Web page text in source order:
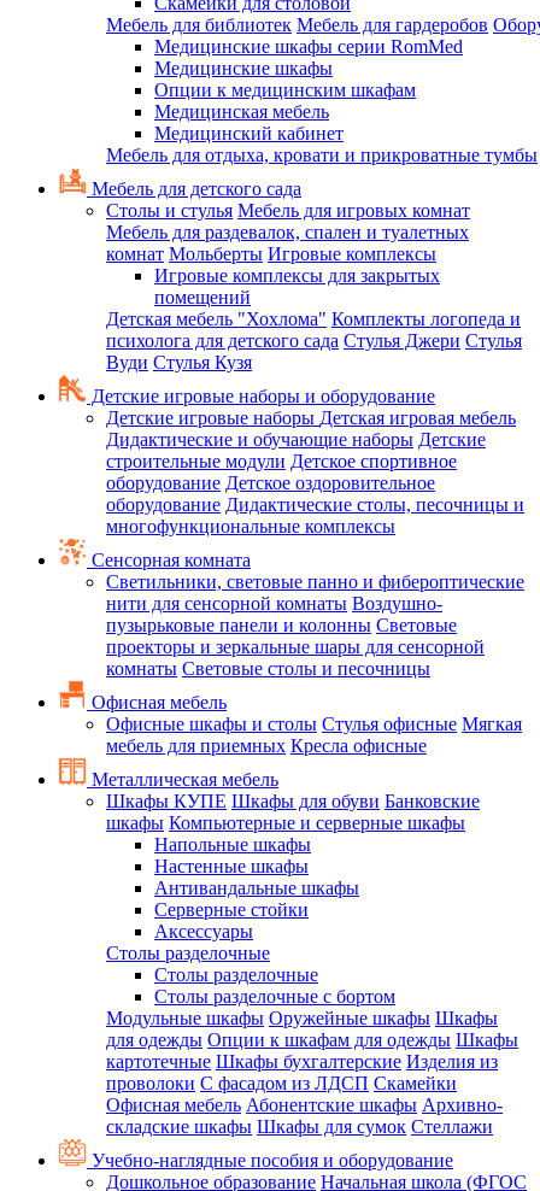
Мебель для библиотек Мебель для гардеробов
Медицинские шкафы серии RomMed
Медицинские шкафы
Опции к медицинским шкафам
Медицинская мебель
Медицинский кабинет
Мебель для отдыха, кровати и прикроватные тумбы
Мебель для детского сада
Столы и стулья Мебель для игровых комнат
Мебель для раздевалок, спален и туалетных
комнат Мольберты Игровые комплексы
Игровые комплексы для закрытых
помещений
Детская мебель "Хохлома" Комплекты логопеда и
психолога для детского сада Стулья Джери Стулья
Вуди Стулья Кузя
Детские игровые наборы и оборудование
Детские игровые наборы Детская игровая мебель
Дидактические и обучающие наборы Детские
строительные модули Детское спортивное
оборудование Детское оздоровительное
оборудование Дидактические столы, песочницы и
многофункциональные комплексы
Сенсорная комната
Светильники, световые панно и фибероптические
нити для сенсорной комнаты Воздушно-
пузырьковые панели и колонны Световые
проекторы и зеркальные шары для сенсорной
комнаты Световые столы и песочницы
Офисная мебель
Офисные шкафы и столы Стулья офисные Мягкая
мебель для приемных Кресла офисные
Металлическая мебель
Шкафы КУПЕ Шкафы для обуви Банковские
шкафы Компьютерные и серверные шкафы
Напольные шкафы
Настенные шкафы
Антивандальные шкафы
Серверные стойки
Аксессуары
Столы разделочные
Столы разделочные
Столы разделочные с бортом
Модульные шкафы Оружейные шкафы Шкафы
для одежды Опции к шкафам для одежды Шкафы
картотечные Шкафы бухгалтерские Изделия из
проволоки С фасадом из ЛДСП Скамейки
Офисная мебель Абонентские шкафы Архивно-
складские шкафы Шкафы для сумок Стеллажи
Учебно-наглядные пособия и оборудование
Дошкольное образование Начальная школа (ФГОС